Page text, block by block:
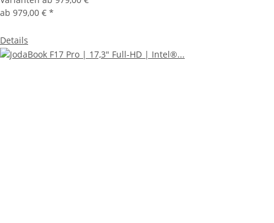
ab 979,00 € *
Details